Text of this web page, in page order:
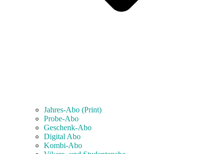
Jahres-Abo (Print)
Probe-Abo
Geschenk-Abo
Digital Abo
Kombi-Abo